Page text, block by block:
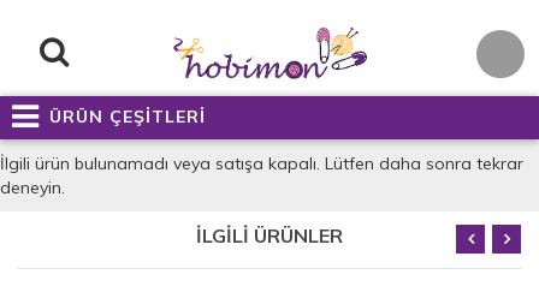
ÜRÜN ÇEŞİTLERİ
İlgili ürün bulunamadı veya satışa kapalı. Lütfen daha sonra tekrar
deneyin.
İLGİLİ ÜRÜNLER